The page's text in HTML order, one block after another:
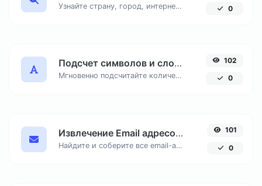
Узнайте страну, город, интернет-провайдера и часовой пояс любого IP-адреса онлайн. Бесплатный инструмент для точной геолокации по IP. 0
Подсчет символов и слов онлайн
Мгновенно подсчитайте количество знаков с пробелами и без, число слов и строк в вашем тексте для SEO и копирайтинга.
102
0
Извлечение Email адресов из текста онлайн
Найдите и соберите все email-адреса из любого текстового документа, удалив дубликаты.
101
0